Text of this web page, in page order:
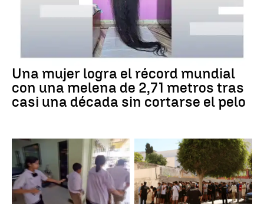
RÉCORD GUINNESS
Una mujer logra el récord mundial
con una melena de 2,71 metros tras
casi una década sin cortarse el pelo
Tiroteo Desinformación rusa